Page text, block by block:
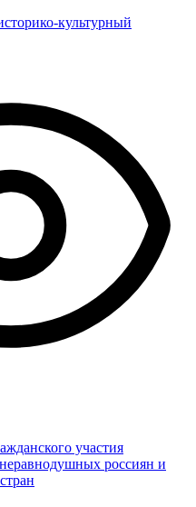
культурный
участия
россиян и